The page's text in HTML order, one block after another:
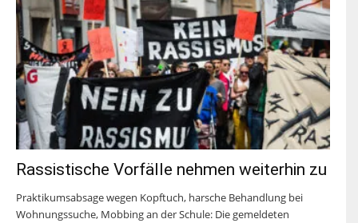
Rassistische Vorfälle nehmen weiterhin zu
Praktikumsabsage wegen Kopftuch, harsche Behandlung bei
Wohnungssuche, Mobbing an der Schule: Die gemeldeten